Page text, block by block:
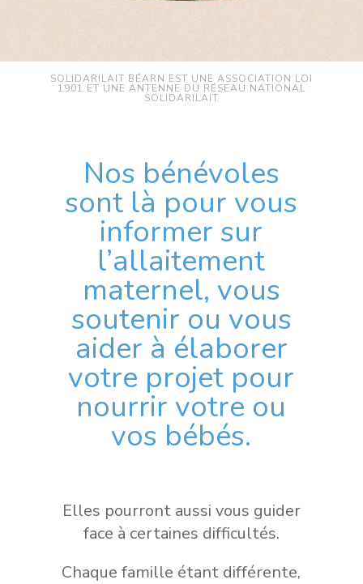
SOLIDARILAIT BÉARN EST UNE ASSOCIATION LOI
1901 ET UNE ANTENNE DU RÉSEAU NATIONAL
SOLIDARILAIT
Nos bénévoles
sont là pour vous
informer sur
l’allaitement
maternel, vous
soutenir ou vous
aider à élaborer
votre projet pour
nourrir votre ou
vos bébés.
Elles pourront aussi vous guider
face à certaines difficultés.
Chaque famille étant différente,